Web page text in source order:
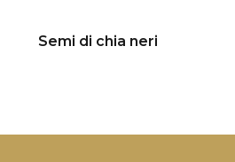
Semi di chia neri